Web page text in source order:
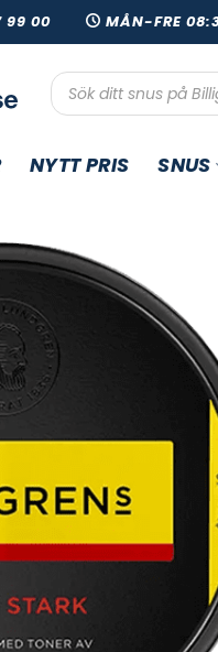
99 00 MÅN-FRE
Produktsökning
NYTT PRIS SNUS